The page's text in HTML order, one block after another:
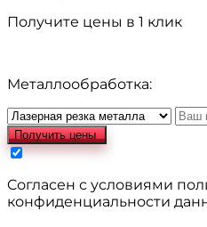
Получите цены в 1 клик
Металлообработка:
Получить цены
Cогласен с условиями
конфиденциальности